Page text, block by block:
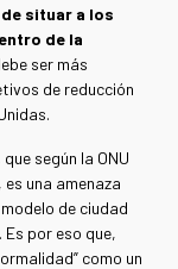
situar a los
de la
ser más
de reducción
según la ONU
una amenaza
de ciudad
por eso que,
como un